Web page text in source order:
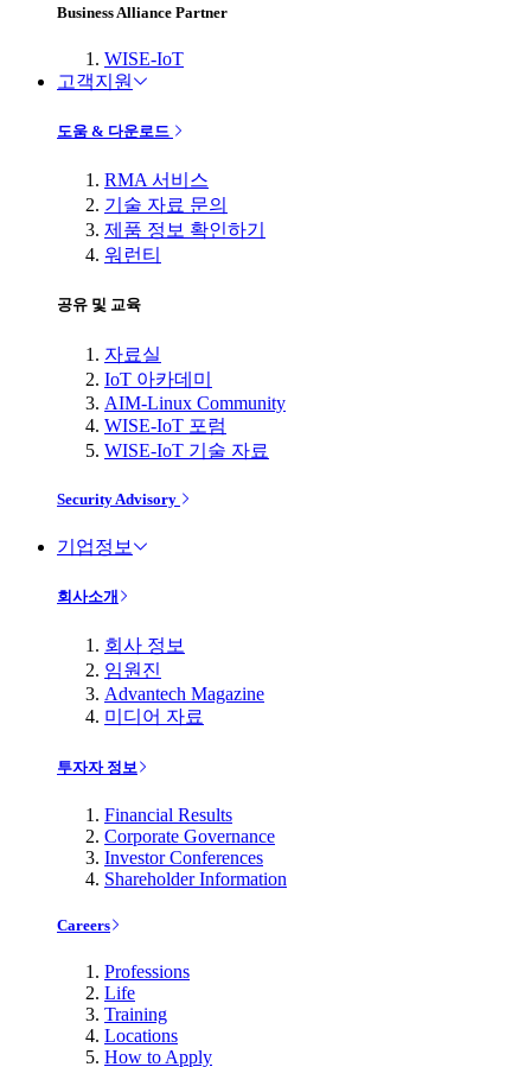
Business Alliance Partner
WISE-IoT
고객지원
도움 & 다운로드
RMA 서비스
기술 자료 문의
제품 정보 확인하기
워런티
공유 및 교육
자료실
IoT 아카데미
AIM-Linux Community
WISE-IoT 포럼
WISE-IoT 기술 자료
Security Advisory
기업정보
회사소개
회사 정보
임원진
Advantech Magazine
미디어 자료
투자자 정보
Financial Results
Corporate Governance
Investor Conferences
Shareholder Information
Careers
Professions
Life
Training
Locations
How to Apply